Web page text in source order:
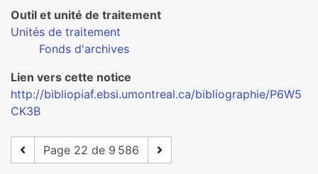
Outil et unité de traitement
Unités de traitement
Fonds d'archives
Lien vers cette notice
http://bibliopiaf.ebsi.umontreal.ca/bibliographie/P6W5
CK3B
Page 22 de 9 586